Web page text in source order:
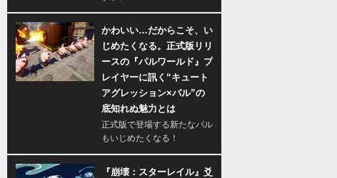
かわいい…だからこそ、い
じめたくなる。正式版リリ
ースの『パルワールド』プ
レイヤーに訊く“キュート
アグレッション×パル”の
底知れぬ魅力とは
正式版で登場する新たなパル
もいじめたくなる！
『崩壊：スターレイル』爻